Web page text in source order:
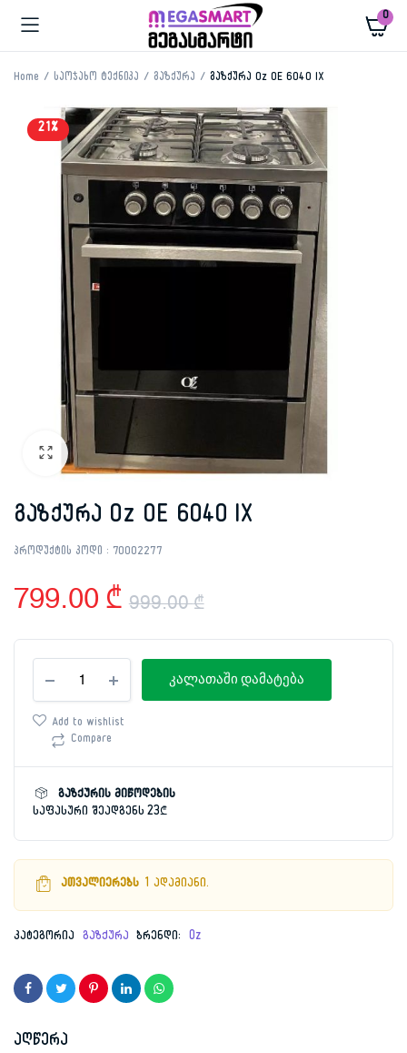
0
Home საოჯახო ტექნიკა გაზქურა გაზქურა Oz OE 6040 IX
21%
გაზქურა Oz OE 6040 IX
პროდუქტის კოდი : 70002277
999.00₾
Original
price
999.00 ₾.
799.00 ₾
Current
price
799.00 ₾.
OE
6040
IX
კალათაში დამატება
Add to wishlist
Compare
გაზქურის მიწოდების
საფასური შეადგენს 23₾
ათვალიერებს 1 ადამიანი.
კატეგორია გაზქურა ბრენდი: Oz
აღწერა